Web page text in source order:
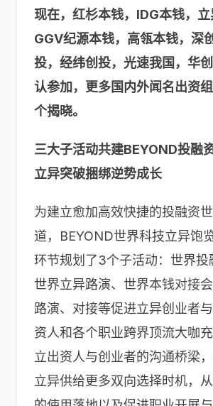
现在，红杉本钱，IDG本钱，立
GGV纪源本钱，高瓴本钱，深
投，经纬创投，光速我国，华
认参加，更多国内外闻名出资
个揭晓。
三大子活动共建BEYOND投融
立异突破捆绑逆势成长
为建立愈加高效快捷的投融资
道，BEYOND世界科技立异饱
环节规划了3个子活动：世界投
世界立异路演、世界本钱对接会
路演、对接等促进立异创业者
资人和各个职业跨界顶流大咖
立出资人与创业者的沟通桥梁
立异供给更多双向选择时机，